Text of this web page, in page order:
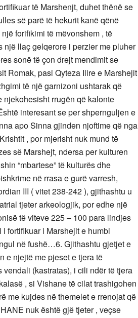
të Marshenjt, duhet thënë se
së parë të hekurit kanë qënë
forifikimi të mëvonshem , të
një llaç gelqerore i perzier me pluher
sonë të çon drejt mendimit se
Romak, pasi Qyteza Ilire e Marshejit
të një garnizoni ushtarak që
njekohesisht rrugën që kalonte
interesant se per shpernguljen e
apo Sinna gjinden njoftime që nga
, por mjerisht nuk mund të
së Marshejt, ndersa per kulturen
“mbartese” të kulturës dhe
në rrasa e gurë varresh,
III ( vitet 238-242 ), gjithashtu u
tjeter arkeologjik, por edhe një
të viteve 225 – 100 para lindjes
fortifikuar i Marshejit e humbi
në fushë…6. Gjithashtu gjetjet e
e njejtë me pjeset e tjera të
(kastratas), i cili ndër të tjera
, si Vishane të cilat trashigohen
me kujdes në themelet e rrenojat që
nuk është gjë tjeter , veçse